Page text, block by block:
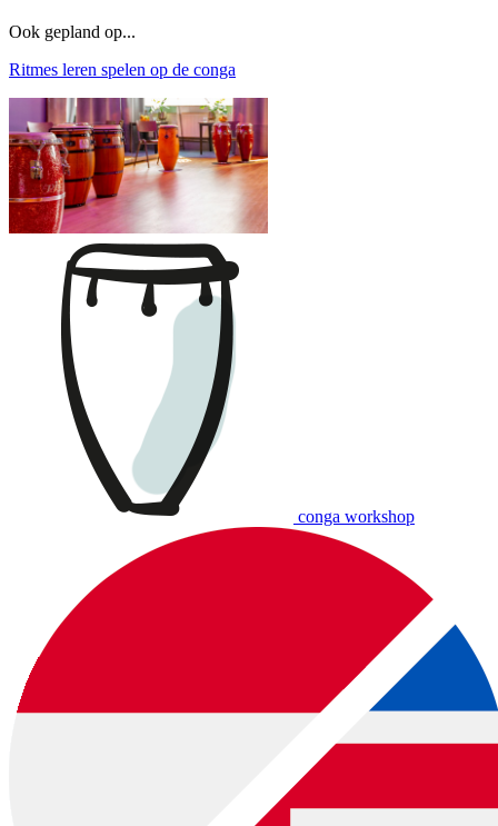
Ook gepland op...
Ritmes leren spelen op de conga
conga workshop